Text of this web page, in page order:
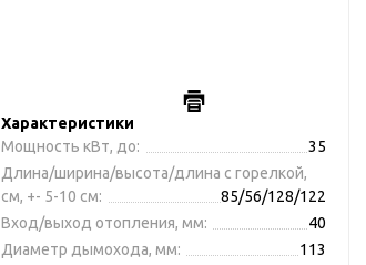
Характеристики
Мощность кВт, до:
35
Длина/ширина/высота/длина с горелкой,
см, +- 5-10 см:
85/56/128/122
Вход/выход отопления, мм:
40
Диаметр дымохода, мм:
113